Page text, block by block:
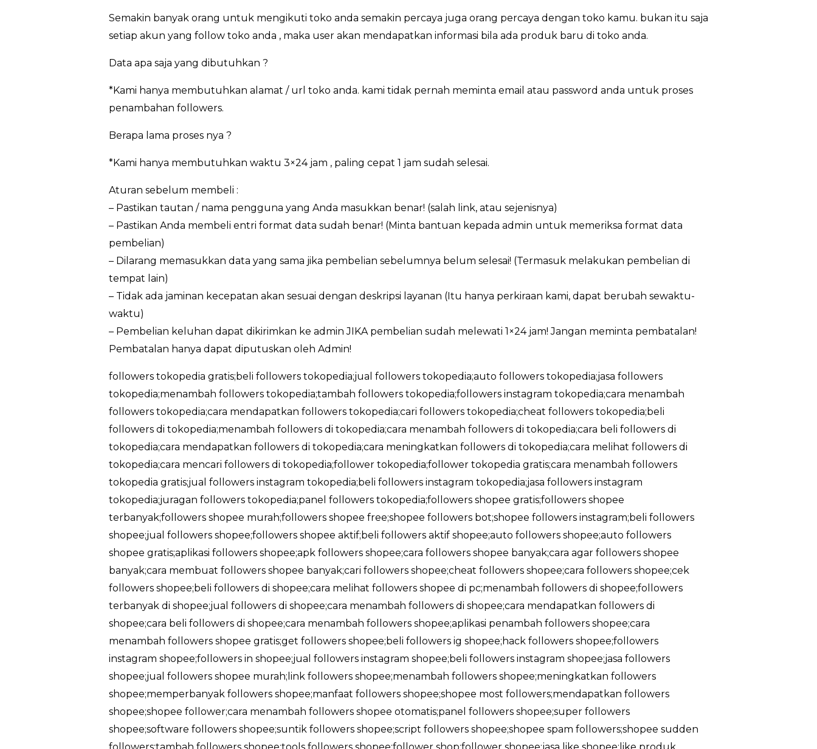
Semakin banyak orang untuk mengikuti toko anda semakin percaya juga orang percaya dengan toko kamu. bukan itu saja
setiap akun yang follow toko anda , maka user akan mendapatkan informasi bila ada produk baru di toko anda.
Data apa saja yang dibutuhkan ?
*Kami hanya membutuhkan alamat / url toko anda. kami tidak pernah meminta email atau password anda untuk proses
penambahan followers.
Berapa lama proses nya ?
*Kami hanya membutuhkan waktu 3×24 jam , paling cepat 1 jam sudah selesai.
Aturan sebelum membeli :
– Pastikan tautan / nama pengguna yang Anda masukkan benar! (salah link, atau sejenisnya)
– Pastikan Anda membeli entri format data sudah benar! (Minta bantuan kepada admin untuk memeriksa format data
pembelian)
– Dilarang memasukkan data yang sama jika pembelian sebelumnya belum selesai! (Termasuk melakukan pembelian di
tempat lain)
– Tidak ada jaminan kecepatan akan sesuai dengan deskripsi layanan (Itu hanya perkiraan kami, dapat berubah sewaktu-
waktu)
– Pembelian keluhan dapat dikirimkan ke admin JIKA pembelian sudah melewati 1×24 jam! Jangan meminta pembatalan!
Pembatalan hanya dapat diputuskan oleh Admin!
followers tokopedia gratis;beli followers tokopedia;jual followers tokopedia;auto followers tokopedia;jasa followers
tokopedia;menambah followers tokopedia;tambah followers tokopedia;followers instagram tokopedia;cara menambah
followers tokopedia;cara mendapatkan followers tokopedia;cari followers tokopedia;cheat followers tokopedia;beli
followers di tokopedia;menambah followers di tokopedia;cara menambah followers di tokopedia;cara beli followers di
tokopedia;cara mendapatkan followers di tokopedia;cara meningkatkan followers di tokopedia;cara melihat followers di
tokopedia;cara mencari followers di tokopedia;follower tokopedia;follower tokopedia gratis;cara menambah followers
tokopedia gratis;jual followers instagram tokopedia;beli followers instagram tokopedia;jasa followers instagram
tokopedia;juragan followers tokopedia;panel followers tokopedia;followers shopee gratis;followers shopee
terbanyak;followers shopee murah;followers shopee free;shopee followers bot;shopee followers instagram;beli followers
shopee;jual followers shopee;followers shopee aktif;beli followers aktif shopee;auto followers shopee;auto followers
shopee gratis;aplikasi followers shopee;apk followers shopee;cara followers shopee banyak;cara agar followers shopee
banyak;cara membuat followers shopee banyak;cari followers shopee;cheat followers shopee;cara followers shopee;cek
followers shopee;beli followers di shopee;cara melihat followers shopee di pc;menambah followers di shopee;followers
terbanyak di shopee;jual followers di shopee;cara menambah followers di shopee;cara mendapatkan followers di
shopee;cara beli followers di shopee;cara menambah followers shopee;aplikasi penambah followers shopee;cara
menambah followers shopee gratis;get followers shopee;beli followers ig shopee;hack followers shopee;followers
instagram shopee;followers in shopee;jual followers instagram shopee;beli followers instagram shopee;jasa followers
shopee;jual followers shopee murah;link followers shopee;menambah followers shopee;meningkatkan followers
shopee;memperbanyak followers shopee;manfaat followers shopee;shopee most followers;mendapatkan followers
shopee;shopee follower;cara menambah followers shopee otomatis;panel followers shopee;super followers
shopee;software followers shopee;suntik followers shopee;script followers shopee;shopee spam followers;shopee sudden
followers;tambah followers shopee;tools followers shopee;follower shop;follower shopee;jasa like shopee;like produk